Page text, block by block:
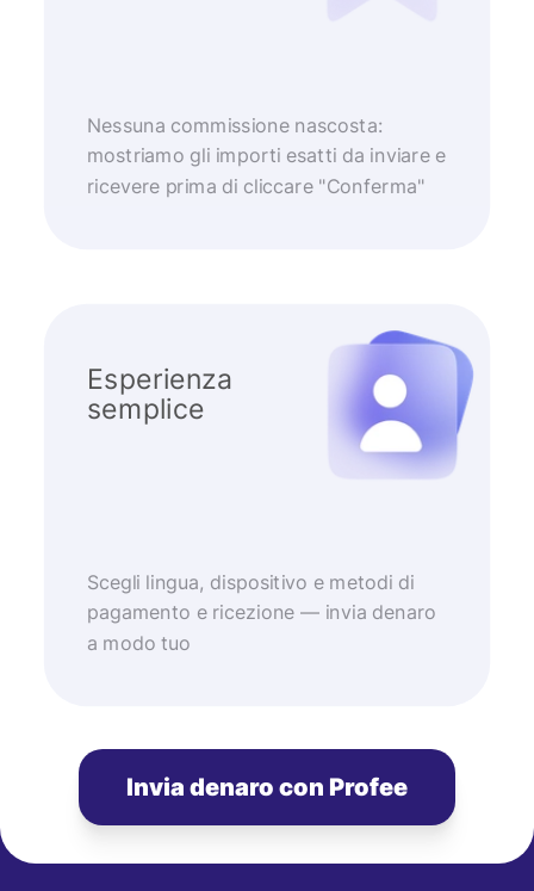
Nessuna commissione nascosta:
mostriamo gli importi esatti da inviare e
ricevere prima di cliccare "Conferma"
Esperienza
semplice
Scegli lingua, dispositivo e metodi di
pagamento e ricezione — invia denaro
a modo tuo
Invia denaro con Profee